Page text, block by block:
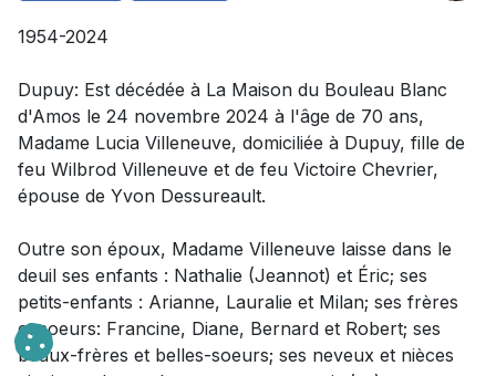
1954-2024
Dupuy: Est décédée à La Maison du Bouleau Blanc
d'Amos le 24 novembre 2024 à l'âge de 70 ans,
Madame Lucia Villeneuve, domiciliée à Dupuy, fille de
feu Wilbrod Villeneuve et de feu Victoire Chevrier,
épouse de Yvon Dessureault.
Outre son époux, Madame Villeneuve laisse dans le
deuil ses enfants : Nathalie (Jeannot) et Éric; ses
petits-enfants : Arianne, Lauralie et Milan; ses frères
et soeurs: Francine, Diane, Bernard et Robert; ses
beaux-frères et belles-soeurs; ses neveux et nièces